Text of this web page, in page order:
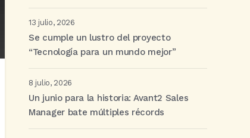
13 julio, 2026
Se cumple un lustro del proyecto
“Tecnología para un mundo mejor”
8 julio, 2026
Un junio para la historia: Avant2 Sales
Manager bate múltiples récords